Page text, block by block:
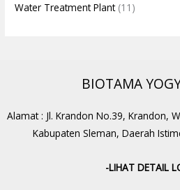
Water Treatment Plant(11)
BIOTAMA
Alamat : Jl. Krandon No.39, Krandon,
Kabupaten Sleman, Daerah
-LIHAT DETAIL